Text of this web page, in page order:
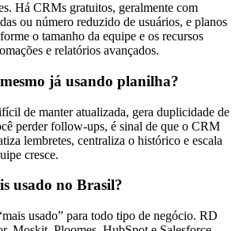
Há CRMs gratuitos, geralmente com
ou número reduzido de usuários, e planos
o tamanho da equipe e os recursos
e relatórios avançados.
já usando planilha?
de manter atualizada, gera duplicidade de
perder follow-ups, é sinal de que o CRM
lembretes, centraliza o histórico e escala
cresce.
usado no Brasil?
usado” para todo tipo de negócio. RD